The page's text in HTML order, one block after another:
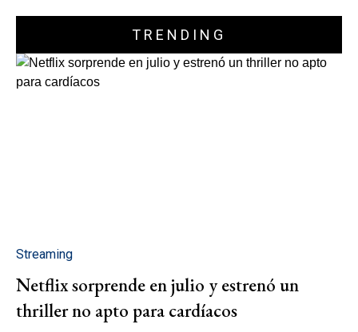
TRENDING
Streaming
Netflix sorprende en julio y estrenó un
thriller no apto para cardíacos